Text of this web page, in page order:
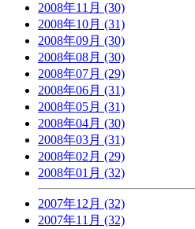
2008年11月 (30)
2008年10月 (31)
2008年09月 (30)
2008年08月 (30)
2008年07月 (29)
2008年06月 (31)
2008年05月 (31)
2008年04月 (30)
2008年03月 (31)
2008年02月 (29)
2008年01月 (32)
2007年12月 (32)
2007年11月 (32)